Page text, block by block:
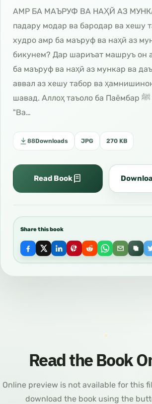
АМР БА МАЪРУФ ВА НАҲЙ АЗ
падару модар ва бародар ва хешу
худро амр ба маъруф ва наҳй аз
бикунем? Дар шариъат машруъ он
ба маъруф ва наҳй аз мункар ва
аввал аз хешу табор ва
шавад. Аллоҳ таъоло ба Паёмбар ﷺ мегуяд:
"Ва…
88Downloads JPG 270 KB
Read Book
Share this book
Read the Book
Online preview is not available for this
download the book using the